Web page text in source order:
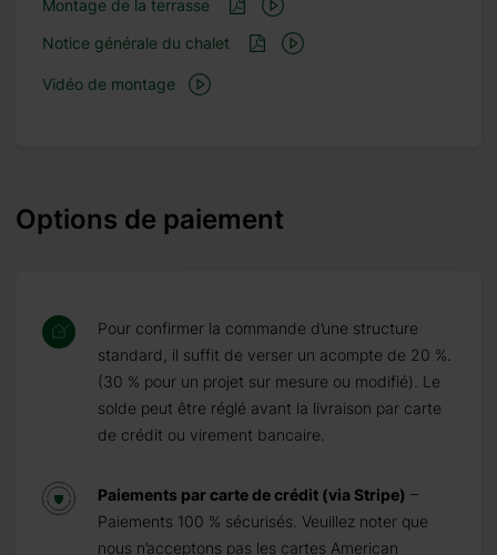
Montage de la terrasse
Notice générale du chalet
Vidéo de montage
Options de paiement
Pour confirmer la commande d’une structure
standard, il suffit de verser un acompte de 20 %.
(30 % pour un projet sur mesure ou modifié). Le
solde peut être réglé avant la livraison par carte
de crédit ou virement bancaire.
Paiements par carte de crédit (via Stripe) –
Paiements 100 % sécurisés. Veuillez noter que
nous n’acceptons pas les cartes American